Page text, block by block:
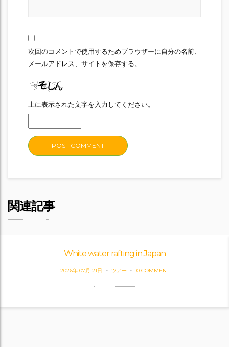
次回のコメントで使用するためブラウザーに自分の名前、
メールアドレス、サイトを保存する。
上に表示された文字を入力してください。
関連記事
White water rafting in Japan
2026年 07月 21日 ツアー 0 COMMENT